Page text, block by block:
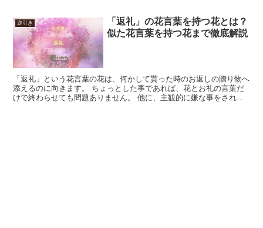
逆引き
「返礼」の花言葉を持つ花とは？
似た花言葉を持つ花まで徹底解説
「返礼」という花言葉の花は、何かして貰った時のお返しの贈り物へ
添えるのに向きます。 ちょっとした事であれば、花とお礼の言葉だ
けで終わらせても問題ありません。 他に、主観的に嫌な事をされた